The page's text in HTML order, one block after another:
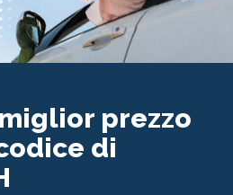
prezzo
di